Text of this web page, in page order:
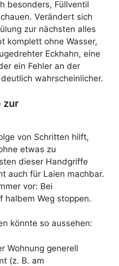
besonders, Füllventil
Verändert sich
zur nächsten alles
komplett ohne Wasser,
Eckhahn, eine
ein Fehler an der
wahrscheinlicher.
zur
von Schritten hilft,
etwas zu
dieser Handgriffe
auch für Laien machbar.
vor: Bei
halbem Weg stoppen.
könnte so aussehen:
Wohnung generell
(z. B. am